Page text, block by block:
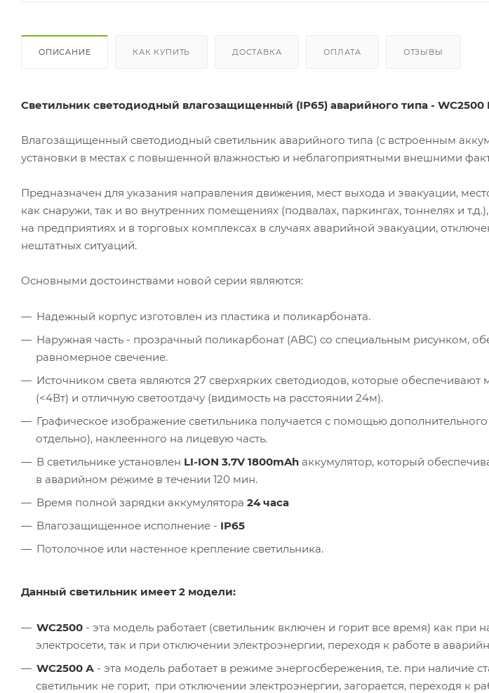
ОПИСАНИЕ КАК КУПИТЬ ДОСТАВКА ОПЛАТА ОТЗЫВЫ
Светильник светодиодный влагозащищенный (IP65) аварийного типа - WC2500
Влагозащищенный светодиодный светильник аварийного типа (с встроенным
установки в местах с повышенной влажностью и неблагоприятными внешними
Предназначен для указания направления движения, мест выхода и эвакуации,
как снаружи, так и во внутренних помещениях (подвалах, паркингах, тоннелях и
на предприятиях и в торговых комплексах в случаях аварийной эвакуации,
нештатных ситуаций.
Основными достоинствами новой серии являются:
Надежный корпус изготовлен из пластика и поликарбоната.
Наружная часть - прозрачный поликарбонат (ABC) со специальным рисунком,
равномерное свечение.
Источником света являются 27 сверхярких светодиодов, которые
(<4Вт) и отличную светоотдачу (видимость на расстоянии 24м).
Графическое изображение светильника получается с помощью дополнительного
отдельно), наклеенного на лицевую часть.
В светильнике установлен LI-ION 3.7V 1800mAh аккумулятор, который
в аварийном режиме в течении 120 мин.
Время полной зарядки аккумулятора 24 часа
Влагозащищенное исполнение - IP65
Потолочное или настенное крепление светильника.
Данный светильник имеет 2 модели:
WC2500 - эта модель работает (светильник включен и горит все время) как при
электросети, так и при отключении электроэнергии, переходя к работе в
WC2500 А - эта модель работает в режиме энергосбережения, т.е. при наличие
светильник не горит, при отключении электроэнергии, загорается, переходя к